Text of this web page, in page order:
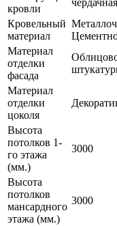
кровли
чердачная
Кровельный
материал
Материал
отделки
фасада
Материал
отделки
цоколя
Высота
потолков 1-
го этажа
(мм.)
3000
Высота
потолков
мансардного
этажа (мм.)
3000